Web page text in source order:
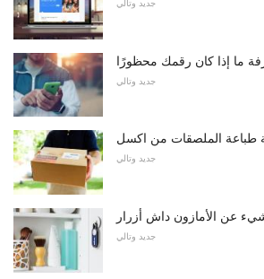
جديد وتالي
ما إذا كان رقمك محظورًا
جديد وتالي
طباعة الملصقات من اكسل
جديد وتالي
عن الأمازون داش أزرار
جديد وتالي